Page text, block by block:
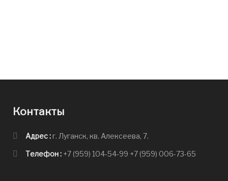
Контакты
Адрес :г. Луганск, кв. Алексеева, 7.
Телефон : +7 (959) 104-54-99 +7 (959) 006-73-65